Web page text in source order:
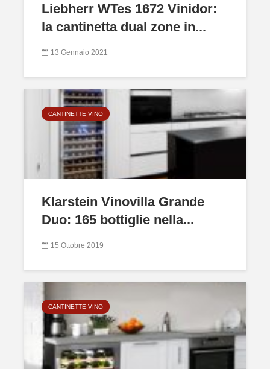
Liebherr WTes 1672 Vinidor:
la cantinetta dual zone in...
13 Gennaio 2021
CANTINETTE VINO
Klarstein Vinovilla Grande
Duo: 165 bottiglie nella...
15 Ottobre 2019
CANTINETTE VINO